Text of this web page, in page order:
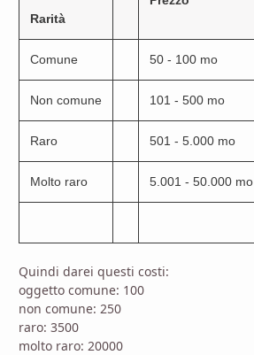
Rarità
Comune 50 - 100 mo
Non comune 101 - 500 mo
Raro 501 - 5.000 mo
Molto raro 5.001 - 50.000 mo
Quindi darei questi costi:
oggetto comune: 100
non comune: 250
raro: 3500
molto raro: 20000